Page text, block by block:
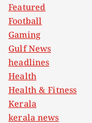
Featured
Football
Gaming
Gulf News
headlines
Health
Health & Fitness
Kerala
kerala news